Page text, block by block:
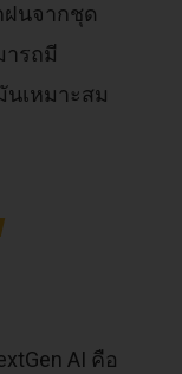
นจากชุด
รถมี
เหมาะสม
AI คือ